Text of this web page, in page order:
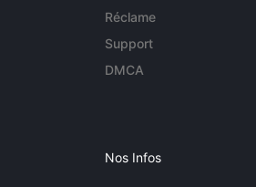
Réclame
Support
DMCA
Nos Infos